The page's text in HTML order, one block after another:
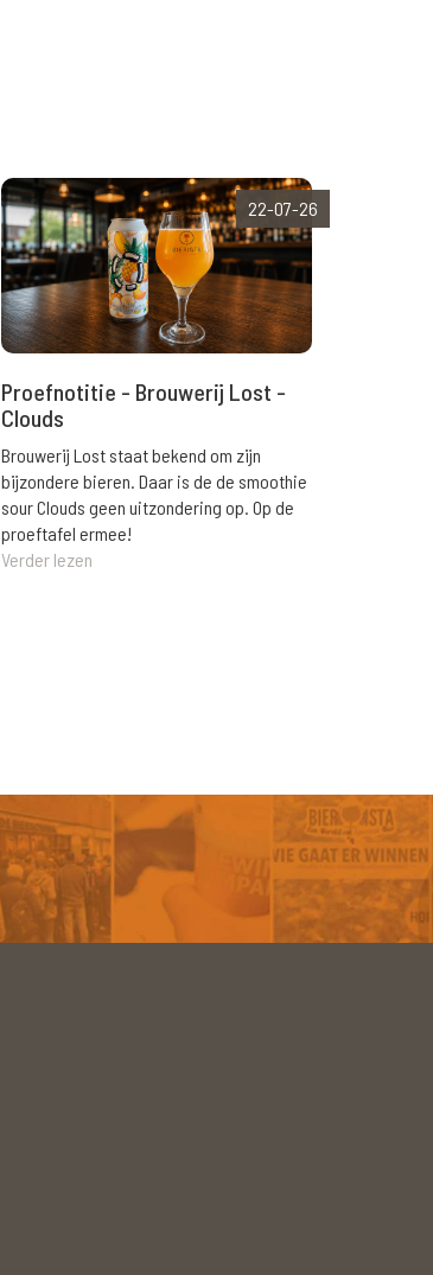
22-07-26
Proefnotitie - Brouwerij Lost -
Clouds
Brouwerij Lost staat bekend om zijn
bijzondere bieren. Daar is de de smoothie
sour Clouds geen uitzondering op. Op de
proeftafel ermee!
Verder lezen